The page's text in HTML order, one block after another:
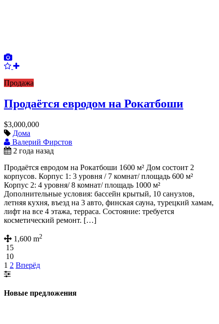
Продажа
Продаётся евродом на Рокатбоши
$3,000,000
Дома
Валерий Фирстов
2 года назад
Продаётся евродом на Рокатбоши 1600 м² Дом состоит 2
корпусов. Корпус 1: 3 уровня / 7 комнат/ площадь 600 м²
Корпус 2: 4 уровня/ 8 комнат/ площадь 1000 м²
Дополнительные условия: бассейн крытый, 10 санузлов,
летняя кухня, въезд на 3 авто, финская сауна, турецкий хамам,
лифт на все 4 этажа, терраса. Состояние: требуется
косметический ремонт. […]
1,600 m2
15
10
1 2 Вперёд
Новые предложения